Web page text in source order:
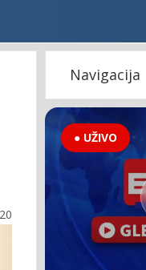
Navigacija
● UŽIVO